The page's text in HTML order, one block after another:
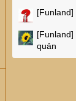
[Funland]
[Funland]
quản